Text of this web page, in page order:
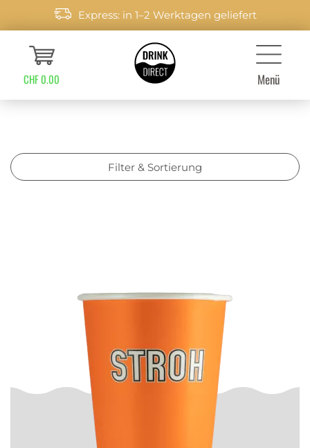
Express: in 1–2 Werktagen geliefert
CHF 0.00 Menü
Filter & Sortierung